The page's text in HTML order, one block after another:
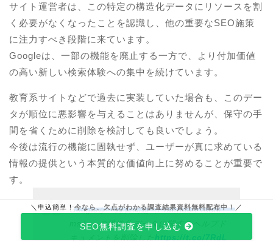
サイト運営者は、この特定の構造化データにリソースを割
く必要がなくなったことを認識し、他の重要なSEO施策
に注力すべき段階に来ています。
Googleは、一部の機能を廃止する一方で、より付加価値
の高い新しい検索体験への集中を続けています。
教育系サイトなどで過去に実装していた場合も、このデー
タが順位に悪影響を与えることはありませんが、保守の手
間を省くために削除を検討しても良いでしょう。
今後は流行の機能に固執せず、ユーザーが真に求めている
情報の提供という本質的な価値向上に努めることが重要で
す。
Googleが『練習問題（Practice Proble
ms）』の構造化データに関するヘルプド
キュメントを削除したhttps://t.co/7RdL
＼申込簡単！ 今なら、欠点がわかる調査結果資料無料配布中！ ／
SEO無料調査を申し込む